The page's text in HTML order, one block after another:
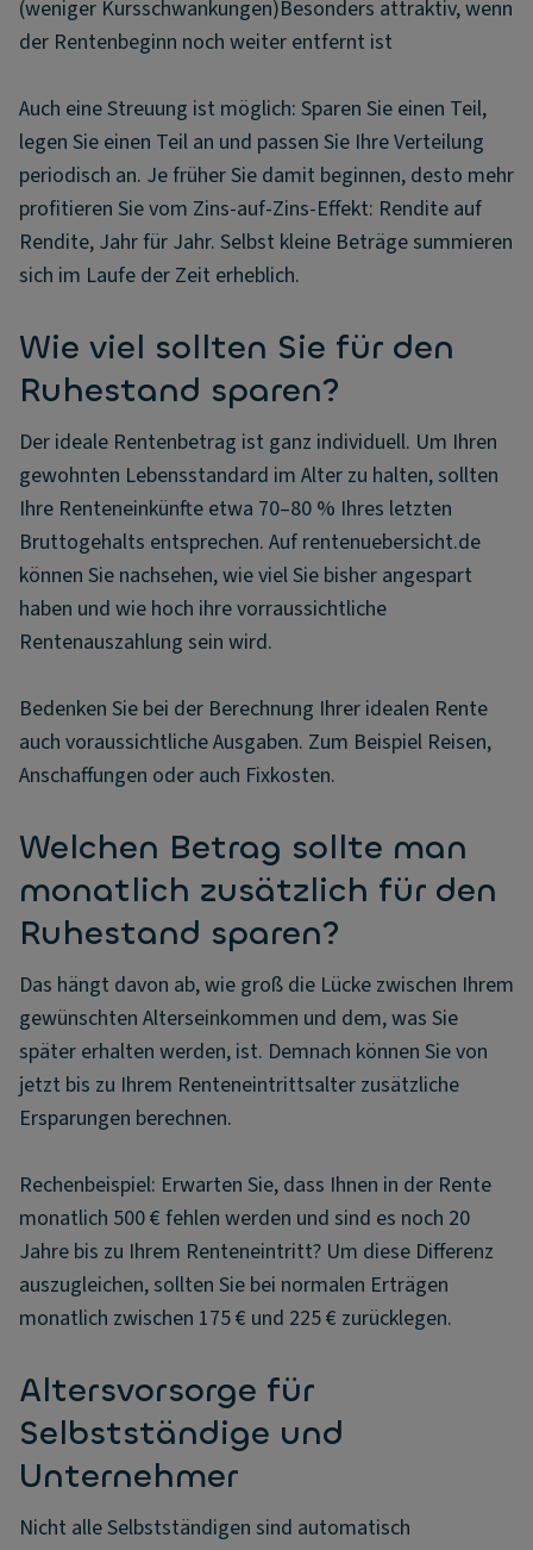
(weniger Kursschwankungen)Besonders attraktiv, wenn
der Rentenbeginn noch weiter entfernt ist
Auch eine Streuung ist möglich: Sparen Sie einen Teil,
legen Sie einen Teil an und passen Sie Ihre Verteilung
periodisch an. Je früher Sie damit beginnen, desto mehr
profitieren Sie vom Zins-auf-Zins-Effekt: Rendite auf
Rendite, Jahr für Jahr. Selbst kleine Beträge summieren
sich im Laufe der Zeit erheblich.
Wie viel sollten Sie für den
Ruhestand sparen?
Der ideale Rentenbetrag ist ganz individuell. Um Ihren
gewohnten Lebensstandard im Alter zu halten, sollten
Ihre Renteneinkünfte etwa 70–80 % Ihres letzten
Bruttogehalts entsprechen. Auf rentenuebersicht.de
können Sie nachsehen, wie viel Sie bisher angespart
haben und wie hoch ihre vorraussichtliche
Rentenauszahlung sein wird.
Bedenken Sie bei der Berechnung Ihrer idealen Rente
auch voraussichtliche Ausgaben. Zum Beispiel Reisen,
Anschaffungen oder auch Fixkosten.
Welchen Betrag sollte man
monatlich zusätzlich für den
Ruhestand sparen?
Das hängt davon ab, wie groß die Lücke zwischen Ihrem
gewünschten Alterseinkommen und dem, was Sie
später erhalten werden, ist. Demnach können Sie von
jetzt bis zu Ihrem Renteneintrittsalter zusätzliche
Ersparungen berechnen.
Rechenbeispiel: Erwarten Sie, dass Ihnen in der Rente
monatlich 500 € fehlen werden und sind es noch 20
Jahre bis zu Ihrem Renteneintritt? Um diese Differenz
auszugleichen, sollten Sie bei normalen Erträgen
monatlich zwischen 175 € und 225 € zurücklegen.
Altersvorsorge für
Selbstständige und
Unternehmer
Nicht alle Selbstständigen sind automatisch